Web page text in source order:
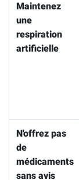
Maintenez
une
respiration
artificielle
N'offrez pas
de
médicaments
sans avis